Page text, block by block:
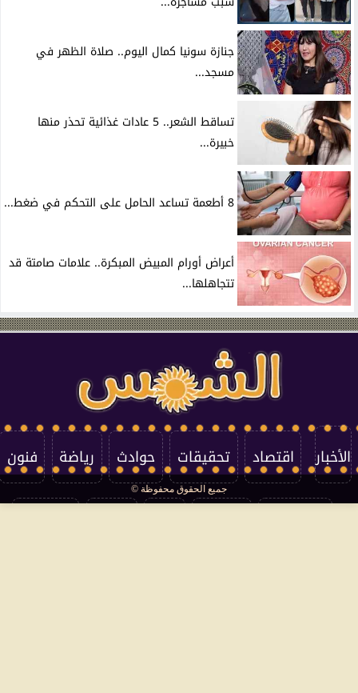
جنازة سونيا كمال اليوم.. صلاة الظهر في
مسجد...
تساقط الشعر.. 5 عادات غذائية تحذر منها
خبيرة...
8 أطعمة تساعد الحامل على التحكم في ضغط...
أعراض أورام المبيض المبكرة.. علامات صامتة قد
تتجاهلها...
الأخبار اقتصاد تحقيقات حوادث رياضة فنون
جميع الحقوق محفوظة ©